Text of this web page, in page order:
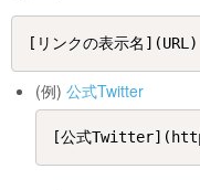
(例)公式Twitter